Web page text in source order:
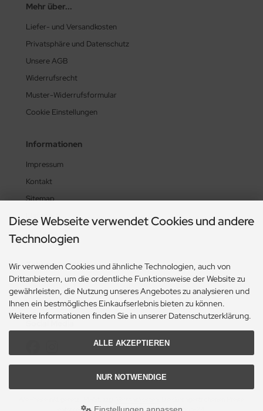
Mehr über...
Liefer- und Versandkosten
Privatsphäre und Datenschutz
Unsere AGB
Widerrufsrecht
Muster-Widerrufsformular
Cookie Einstellungen
Informationen
Impressum
Kontakt
Sitemap
Lieferzeit
UL-News
Zahlungsmethoden
entsprechen dem bisherigen Preis bei Pilot-Shop-24.
Diese Webseite verwendet Cookies und andere
Technologien
Wir verwenden Cookies und ähnliche Technologien, auch von
Drittanbietern, um die ordentliche Funktionsweise der Website zu
gewährleisten, die Nutzung unseres Angebotes zu analysieren und
Ihnen ein bestmögliches Einkaufserlebnis bieten zu können.
Weitere Informationen finden Sie in unserer Datenschutzerklärung.
ALLE AKZEPTIEREN
NUR NOTWENDIGE